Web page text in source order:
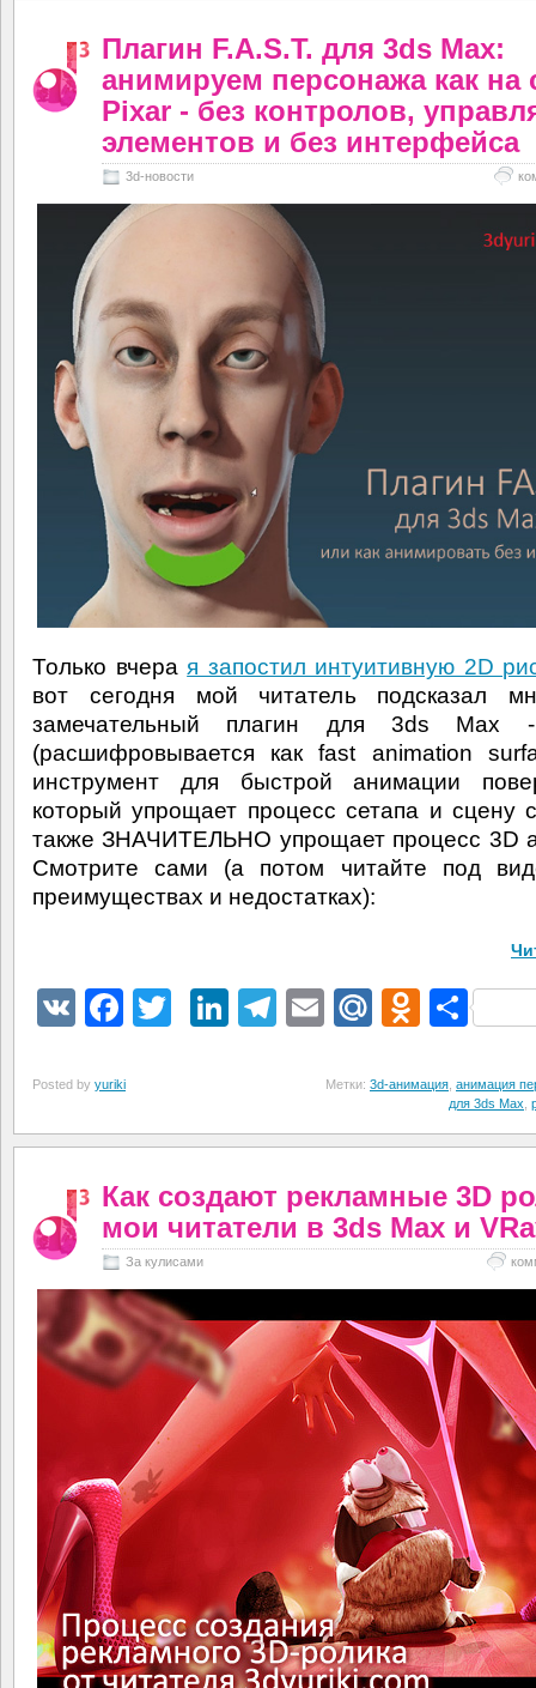
Плагин F.A.S.T. для 3ds Max:
анимируем персонажа как на
Pixar - без контролов,
элементов и без интерфейса
3d-новости
Только вчера я запостил интуитивную 2D
вот сегодня мой читатель подсказал
замечательный плагин для 3ds Max -
(расшифровывается как fast animation
инструмент для быстрой анимации
который упрощает процесс сетапа и сцену
также ЗНАЧИТЕЛЬНО упрощает процесс 3D
Смотрите сами (а потом читайте под
преимуществах и недостатках):
VK Facebook
TwitterLinkedIn
Telegram
EmailMail.Ru
Posted by yuriki Метки: 3d-анимация анимация
для 3ds Max
Как создают рекламные 3D
мои читатели в 3ds Max и
За кулисами